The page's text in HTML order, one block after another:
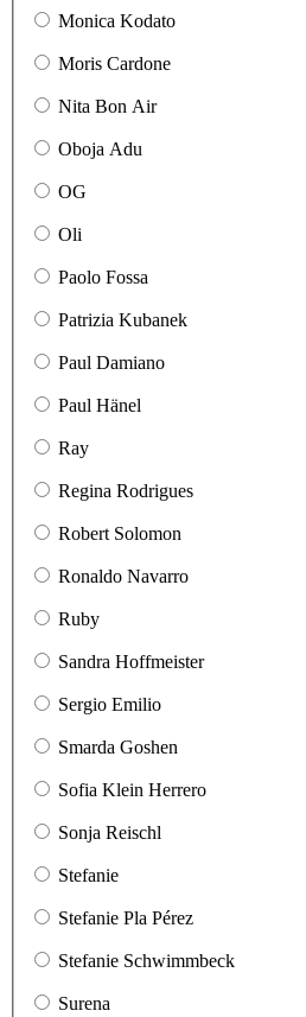
Monica Kodato
Moris Cardone
Nita Bon Air
Oboja Adu
OG
Oli
Paolo Fossa
Patrizia Kubanek
Paul Damiano
Paul Hänel
Ray
Regina Rodrigues
Robert Solomon
Ronaldo Navarro
Ruby
Sandra Hoffmeister
Sergio Emilio
Smarda Goshen
Sofia Klein Herrero
Sonja Reischl
Stefanie
Stefanie Pla Pérez
Stefanie Schwimmbeck
Surena